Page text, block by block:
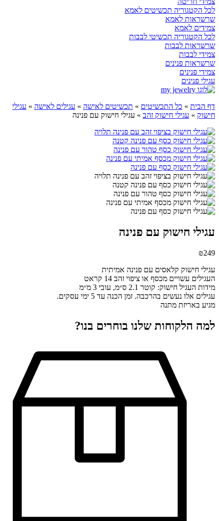
לכל הקטגוריה תכשיטים לאמא
שרשראות לאמא
צמידים לאמא
לכל הקטגוריה תכשיטי לבבות
שרשראות לבבות
צמידי לבבות
שרשראות פנינים
צמידי פנינים
עגילי פנינים
דף הבית » כל התכשיטים » תכשיטים לאישה » עגילים לאישה » עגילי
חישוק » עגילי חישוק זהב » עגילי חישוק עם פנינה
עגילי חישוק עם פנינה
₪249
עגילי חישוק קלאסים עם פנינה אמיתית
העגילים עשויים מכסף או ציפוי זהב 14 קראט
מידות העגיל חישוק: קוטר 2.1 ס״מ, עובי 3 מ״מ
עגילים אלו נעשים בהרכבה. זמן הכנה עד 5 ימי עסקים.
מגיע באריזת מתנה
למה הלקוחות שלנו בוחרים בנו?